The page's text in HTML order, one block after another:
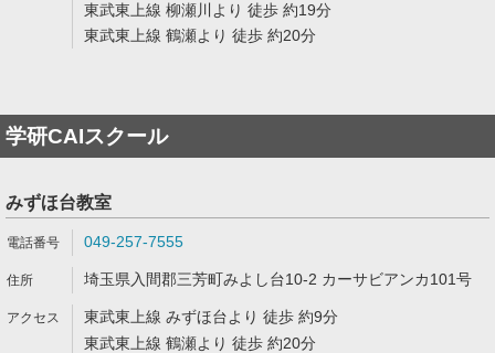
東武東上線 柳瀬川より 徒歩 約19分
東武東上線 鶴瀬より 徒歩 約20分
学研CAIスクール
みずほ台教室
049-257-7555
埼玉県入間郡三芳町みよし台10-2 カーサビアンカ101号
東武東上線 みずほ台より 徒歩 約9分
東武東上線 鶴瀬より 徒歩 約20分